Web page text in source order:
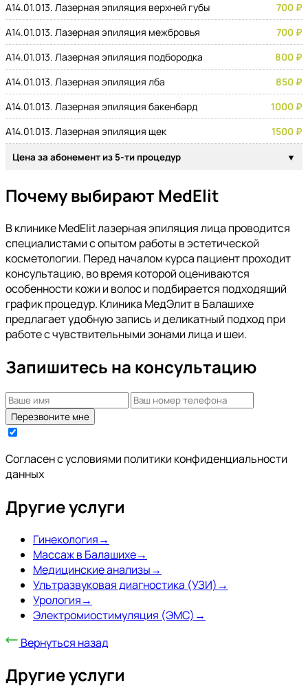
A14.01.013. Лазерная эпиляция верхней губы
700 ₽
A14.01.013. Лазерная эпиляция межбровья
700 ₽
A14.01.013. Лазерная эпиляция подбородка
800 ₽
A14.01.013. Лазерная эпиляция лба
850 ₽
A14.01.013. Лазерная эпиляция бакенбард
1000 ₽
A14.01.013. Лазерная эпиляция щек
1500 ₽
Цена за абонемент из 5-ти процедур
Почему выбирают MedElit
В клинике MedElit лазерная эпиляция лица проводится
специалистами с опытом работы в эстетической
косметологии. Перед началом курса пациент проходит
консультацию, во время которой оцениваются
особенности кожи и волос и подбирается подходящий
график процедур. Клиника МедЭлит в Балашихе
предлагает удобную запись и деликатный подход при
работе с чувствительными зонами лица и шеи.
Запишитесь на консультацию
Перезвоните мне
Согласен с условиями политики конфиденциальности
данных
Другие услуги
Гинекология→
Массаж в Балашихе→
Медицинские анализы→
Ультразвуковая диагностика (УЗИ) →
Урология→
Электромиостимуляция (ЭМС) →
Вернуться назад
Другие услуги